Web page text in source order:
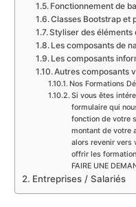
Fonctionnement de
Classes Bootstrap et
Styliser des
Les composants de
Les composants
Autres composants
Nos Formations
Si vous êtes
formulaire qui
fonction de votre
montant de votre
alors revenir vers
offrir les
FAIRE UNE
Entreprises / Salariés